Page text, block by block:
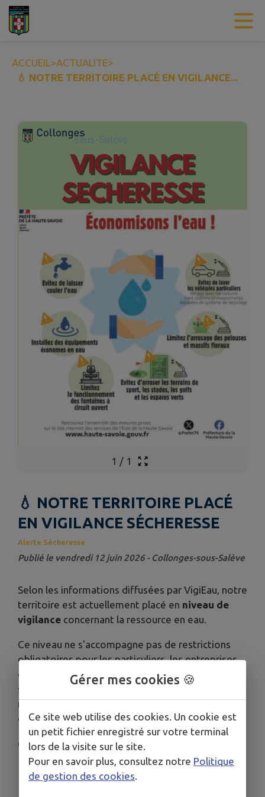
Contenu
ACCUEIL>ACTUALITE>
💧 NOTRE TERRITOIRE PLACÉ EN VIGILANCE...
1 / 1
💧 NOTRE TERRITOIRE PLACÉ
EN VIGILANCE SÉCHERESSE
Alerte Sécheresse
Publié le vendredi 12 juin 2026 - Collonges-sous-Salève
Selon les informations diffusées par VigiEau, notre
territoire est actuellement placé en niveau de
vigilance concernant la ressource en eau.
Ce niveau ne s'accompagne pas de restrictions
obligatoires pour les particuliers, les entreprises
ou les collectivités. Il constitue cependant un
signal d'alerte invitant chacun à adopter dès
maintenant des gestes simples pour préserver
cette ressource précieuse.
Quelques écogestes à privilégier :
Éviter de laisser couler l'eau inutilement.
Réparer rapidement les fuites.
Gérer mes cookies 🍪
Ce site web utilise des cookies. Un cookie est
un petit fichier enregistré sur votre terminal
lors de la visite sur le site.
Pour en savoir plus, consultez notre Politique
de gestion des cookies.